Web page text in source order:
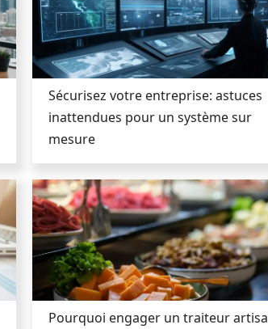
Sécurisez votre entreprise: astuces
inattendues pour un système sur
mesure
Pourquoi engager un traiteur